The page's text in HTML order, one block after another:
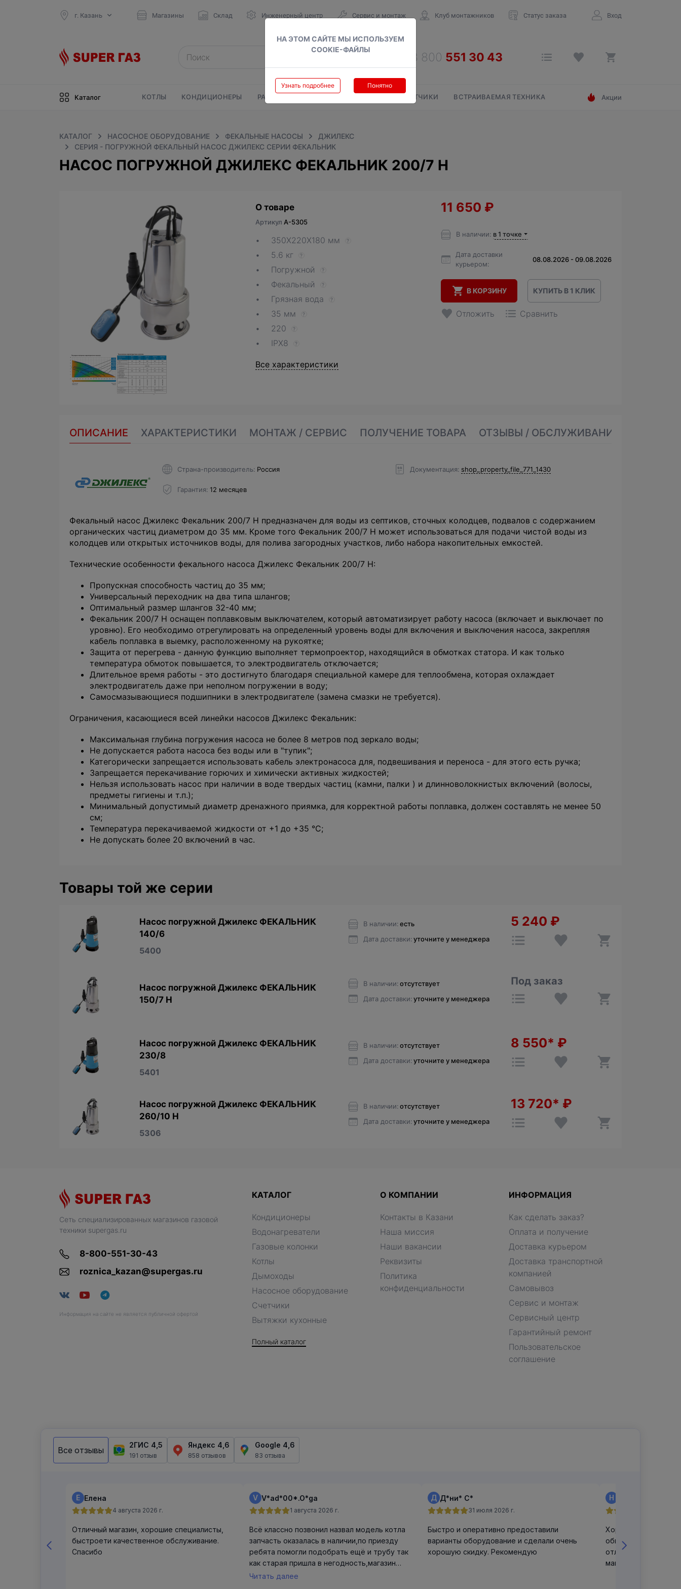
НА ЭТОМ САЙТЕ МЫ ИСПОЛЬЗУЕМ
COOKIE-ФАЙЛЫ
Узнать подробнее Понятно
г. Казань Магазины Склад Инженерный центр Сервис и монтаж Клуб монтажников Статус заказа Вход
Каталог КОТЛЫ КОНДИЦИОНЕРЫ РАДИАТОРЫ СЧЕТЧИКИ ВСТРАИВАЕМАЯ ТЕХНИКА Акции
КАТАЛОГ НАСОСНОЕ ОБОРУДОВАНИЕ ФЕКАЛЬНЫЕ НАСОСЫ
ДЖИЛЕКС
СЕРИЯ - ПОГРУЖНОЙ ФЕКАЛЬНЫЙ НАСОС ДЖИЛЕКС СЕРИИ ФЕКАЛЬНИК
НАСОС ПОГРУЖНОЙ ДЖИЛЕКС ФЕКАЛЬНИК 200/7 Н
О товаре
Артикул A-5305
350Х220Х180 мм ?
5.6 кг ?
Погружной ?
Фекальный ?
Грязная вода ?
35 мм ?
220 ?
IPX8 ?
Все характеристики
11 650 ₽
В наличии: в 1 точке
Дата доставки
курьером:
08.08.2026 - 09.08.2026
В КОРЗИНУ КУПИТЬ В 1 КЛИК
Отложить Сравнить
ОПИСАНИЕ ХАРАКТЕРИСТИКИ МОНТАЖ / СЕРВИС ПОЛУЧЕНИЕ ТОВАРА ОТЗЫВЫ / ОБСЛУЖИВАНИЕ
Страна-производитель Россия
Гарантия 12 месяцев
Документация shop_property_file_771_1430
Фекальный насос Джилекс Фекальник 200/7 Н предназначен для воды из септиков, сточных колодцев, подвалов с содержанием
органических частиц диаметром до 35 мм. Кроме того Фекальник 200/7 Н может использоваться для подачи чистой воды из
колодцев или открытых источников воды, для полива загородных участков, либо набора накопительных емкостей.
Технические особенности фекального насоса Джилекс Фекальник 200/7 Н:
Пропускная способность частиц до 35 мм;
Универсальный переходник на два типа шлангов;
Оптимальный размер шлангов 32-40 мм;
Фекальник 200/7 Н оснащен поплавковым выключателем, который автоматизирует работу насоса (включает и выключает по
уровню). Его необходимо отрегулировать на определенный уровень воды для включения и выключения насоса, закрепляя
кабель поплавка в выемку, расположенному на рукоятке;
Защита от перегрева - данную функцию выполняет термопроектор, находящийся в обмотках статора. И как только
температура обмоток повышается, то электродвигатель отключается;
Длительное время работы - это достигнуто благодаря специальной камере для теплообмена, которая охлаждает
электродвигатель даже при неполном погружении в воду;
Самосмазывающиеся подшипники в электродвигателе (замена смазки не требуется).
Ограничения, касающиеся всей линейки насосов Джилекс Фекальник:
Максимальная глубина погружения насоса не более 8 метров под зеркало воды;
Не допускается работа насоса без воды или в "тупик";
Категорически запрещается использовать кабель электронасоса для, подвешивания и переноса - для этого есть ручка;
Запрещается перекачивание горючих и химически активных жидкостей;
Нельзя использовать насос при наличии в воде твердых частиц (камни, палки ) и длинноволокнистых включений (волосы,
предметы гигиены и т.п.);
Минимальный допустимый диаметр дренажного приямка, для корректной работы поплавка, должен составлять не менее 50
см;
Температура перекачиваемой жидкости от +1 до +35 °С;
Не допускать более 20 включений в час.
Товары той же серии
Насос погружной Джилекс ФЕКАЛЬНИК
140/6
5400
В наличии: есть
Дата доставки: уточните у менеджера
5 240 ₽
Насос погружной Джилекс ФЕКАЛЬНИК
150/7 Н
В наличии: отсутствует
Дата доставки: уточните у менеджера
Под заказ
Насос погружной Джилекс ФЕКАЛЬНИК
230/8
5401
В наличии: отсутствует
Дата доставки: уточните у менеджера
8 550* ₽
Насос погружной Джилекс ФЕКАЛЬНИК
260/10 Н
5306
В наличии: отсутствует
Дата доставки: уточните у менеджера
13 720* ₽
Сеть специализированных магазинов газовой
техники supergas.ru
8-800-551-30-43
roznica_kazan@supergas.ru
Информация на сайте не является публичной офертой
КАТАЛОГ
Кондиционеры
Водонагреватели
Газовые колонки
Котлы
Дымоходы
Насосное оборудование
Счетчики
Вытяжки кухонные
Полный каталог
О КОМПАНИИ
Контакты в Казани
Наша миссия
Наши вакансии
Реквизиты
Политика
конфиденциальности
ИНФОРМАЦИЯ
Как сделать заказ?
Оплата и получение
Доставка курьером
Доставка транспортной
компанией
Самовывоз
Сервис и монтаж
Сервисный центр
Гарантийный ремонт
Пользовательское
соглашение